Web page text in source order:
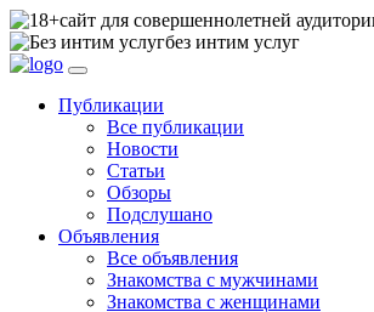
сайт для совершеннолетней
без интим услуг
Публикации
Все публикации
Новости
Статьи
Обзоры
Подслушано
Объявления
Все объявления
Знакомства с мужчинами
Знакомства с женщинами